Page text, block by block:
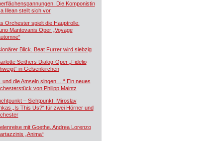
Die Komponistin
Illean stellt sich vor
Orchester spielt die Hauptrolle:
Mantovanis Oper „Voyage
Blick. Beat Furrer wird siebzig
Seithers Dialog-Oper „Fidelio
in Gelsenkirchen
und die Amseln singen …“ Ein neues
von Philipp Maintz
– Sichtpunkt. Miroslav
„Is This Us?“ für zwei Hörner und
mit Goethe. Andrea Lorenzo
„Anima“